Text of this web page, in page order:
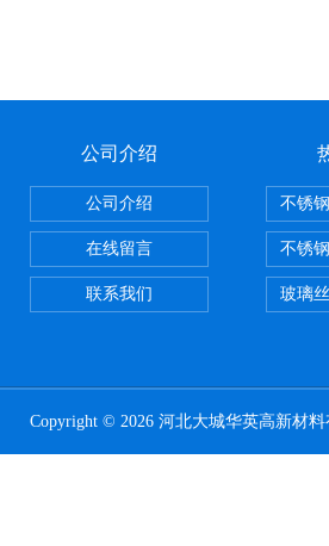
公司介绍
公司介绍
在线留言
联系我们
不锈
不锈
玻璃
Copyright © 2026 河北大城华英高新材